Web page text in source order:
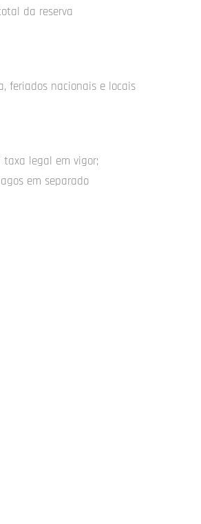
da reserva
feriados nacionais e locais
taxa legal em vigor;
em separado